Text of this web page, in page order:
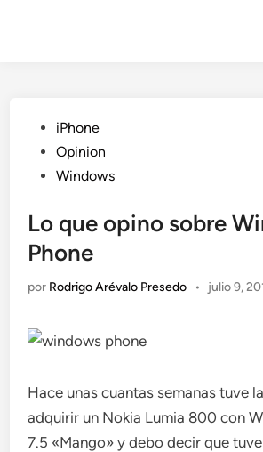
Publicado
en
iPhone
Opinion
Windows
Lo que opino sobre
Phone
por Rodrigo Arévalo Presedo • julio 9,
Hace unas cuantas semanas tuve
adquirir un Nokia Lumia 800 con
7.5 «Mango» y debo decir que